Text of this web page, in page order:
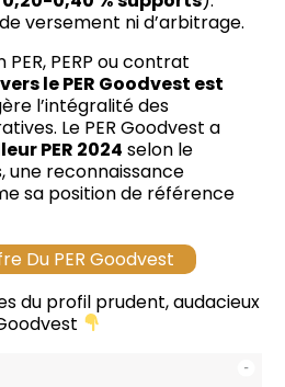
versement ni d’arbitrage.
PERP ou contrat
le PER Goodvest est
l’intégralité des
Le PER Goodvest a
PER 2024 selon le
une reconnaissance
sa position de référence
Du PER Goodvest
du profil prudent, audacieux